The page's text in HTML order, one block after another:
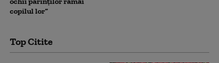
copilul lor”
Top Citite